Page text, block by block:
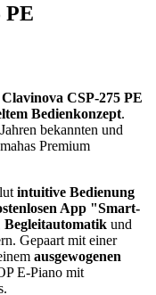
PE
CSP-275 PE
Bedienkonzept.
bekannten und
Premium
intuitive Bedienung
App "Smart-
Begleitautomatik und
Gepaart mit einer
ausgewogenen
E-Piano mit